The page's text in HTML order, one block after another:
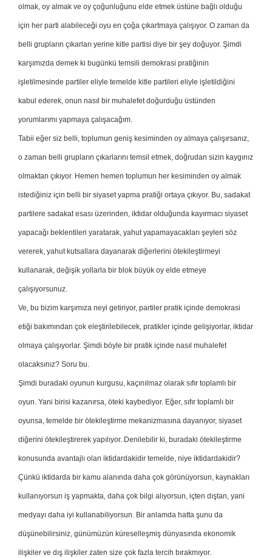
olmak, oy almak ve oy çoğunluğunu elde etmek üstüne bağlı olduğu
için her parti alabileceği oyu en çoğa çıkartmaya çalışıyor. O zaman da
belli grupların çıkarları yerine kitle partisi diye bir şey doğuyor. Şimdi
karşımızda demek ki bugünkü temsili demokrasi pratiğinin
işletilmesinde partiler eliyle temelde kitle partileri eliyle işletildiğini
kabul ederek, onun nasıl bir muhalefet doğurduğu üstünden
yorumlarımı yapmaya çalışacağım.
Tabii eğer siz belli, toplumun geniş kesiminden oy almaya çalışırsanız,
o zaman belli grupların çıkarlarını temsil etmek, doğrudan sizin kaygınız
olmaktan çıkıyor. Hemen hemen toplumun her kesiminden oy almak
istediğiniz için belli bir siyaset yapma pratiği ortaya çıkıyor. Bu, sadakat
partilere sadakat esası üzerinden, iktidar olduğunda kayırmacı siyaset
yapacağı beklentileri yaratarak, yahut yapamayacakları şeyleri söz
vererek, yahut kutsallara dayanarak diğerlerini ötekileştirmeyi
kullanarak, değişik yollarla bir blok büyük oy elde etmeye
çalışıyorsunuz.
Ve, bu bizim karşımıza neyi getiriyor, partiler pratik içinde demokrasi
etiği bakımından çok eleştirilebilecek, pratikler içinde gelişiyorlar, iktidar
olmaya çalışıyorlar. Şimdi böyle bir pratik içinde nasıl muhalefet
olacaksınız? Soru bu.
Şimdi buradaki oyunun kurgusu, kaçınılmaz olarak sıfır toplamlı bir
oyun. Yani birisi kazanırsa, öteki kaybediyor. Eğer, sıfır toplamlı bir
oyunsa, temelde bir ötekileştirme mekanizmasına dayanıyor, siyaset
diğerini ötekileştirerek yapılıyor. Denilebilir ki, buradaki ötekileştirme
konusunda avantajlı olan iktidardakidir temelde, niye iktidardakidir?
Çünkü iktidarda bir kamu alanında daha çok görünüyorsun, kaynakları
kullanıyorsun iş yapmakta, daha çok bilgi alıyorsun, içten dıştan, yani
medyayı daha iyi kullanabiliyorsun. Bir anlamda hatta şunu da
düşünebilirsiniz, günümüzün küreselleşmiş dünyasında ekonomik
ilişkiler ve dış ilişkiler zaten size çok fazla tercih bırakmıyor.